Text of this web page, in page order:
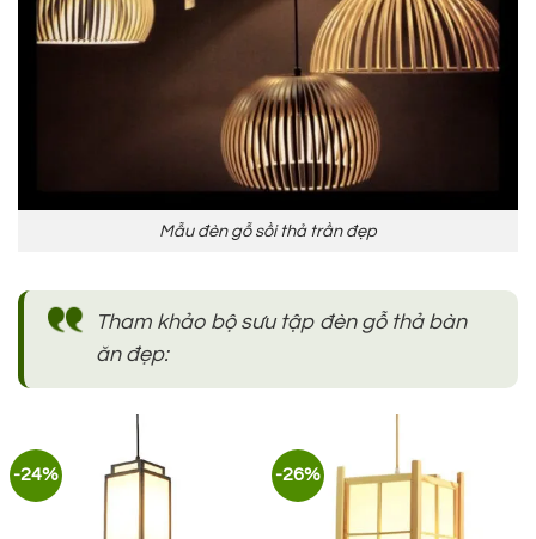
Mẫu đèn gỗ sồi thả trần đẹp
Tham khảo bộ sưu tập đèn gỗ thả bàn
ăn đẹp:
-24% -26%